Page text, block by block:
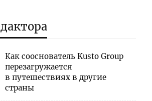
Как сооснователь Kusto Group
перезагружается
в путешествиях в другие
страны